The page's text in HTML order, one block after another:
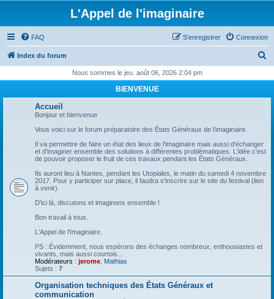
L'Appel de l'imaginaire
FAQ Connexion
S’enregistrer
Index du forum
h
Nous sommes le jeu. août 06, 2026 2:04 pm
BIENVENUE
Accueil
Bonjour et bienvenue
Vous voici sur le forum préparatoire des États Généraux de l'imaginaire.
Il va permettre de faire un état des lieux de l'imaginaire mais aussi d'échanger
et d'imaginer ensemble des solutions à différentes problématiques. L'idée c'est
de pouvoir proposer le fruit de ces travaux pendant les États Généraux.
Ils auront lieu à Nantes, pendant les Utopiales, le matin du samedi 4 novembre
2017. Pour y participer sur place, il faudra s'inscrire sur le site du festival (lien
à venir).
D'ici là, discutons et imaginons ensemble !
Bon travail à tous.
L'Appel de l'Imaginaire.
PS : Évidemment, nous espérons des échanges nombreux, enthousiastes et
vivants, mais aussi courtois...
Modérateurs : jerome Mathias
Sujets : 7
Organisation techniques des États Généraux et
communication